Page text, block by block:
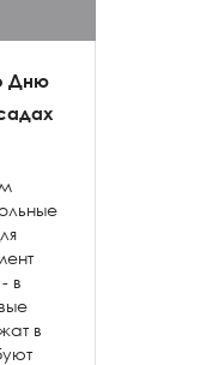
Дню
в
в